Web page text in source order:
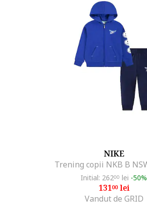
NIKE
Initial: 26200 lei -50%
13100lei
Vandut de GRID